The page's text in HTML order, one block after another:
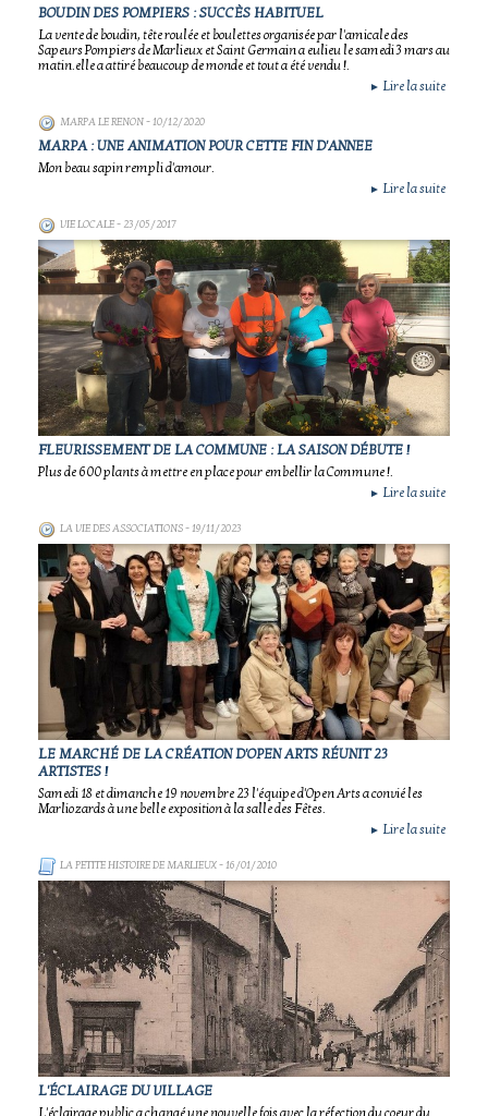
BOUDIN DES POMPIERS : SUCCÈS HABITUEL
La vente de boudin, tête roulée et boulettes organisée par l'amicale des
Sapeurs Pompiers de Marlieux et Saint Germain a eulieu le samedi 3 mars au
matin.elle a attiré beaucoup de monde et tout a été vendu !.
► Lire la suite
MARPA LE RENON- 10/12/2020
MARPA : UNE ANIMATION POUR CETTE FIN D'ANNEE
Mon beau sapin rempli d'amour.
► Lire la suite
VIE LOCALE- 23/05/2017
FLEURISSEMENT DE LA COMMUNE : LA SAISON DÉBUTE !
Plus de 600 plants à mettre en place pour embellir la Commune !.
► Lire la suite
LA VIE DES ASSOCIATIONS- 19/11/2023
LE MARCHÉ DE LA CRÉATION D'OPEN ARTS RÉUNIT 23
ARTISTES !
Samedi 18 et dimanche 19 novembre 23 l'équipe d'Open Arts a convié les
Marliozards à une belle exposition à la salle des Fêtes.
► Lire la suite
LA PETITE HISTOIRE DE MARLIEUX- 16/01/2010
L'ÉCLAIRAGE DU VILLAGE
L'éclairage public a changé une nouvelle fois avec la réfection du coeur du